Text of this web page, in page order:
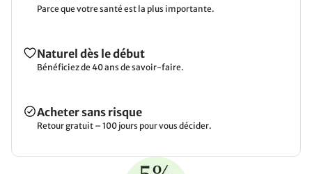
Parce que votre santé est la plus importante.
Naturel dès le début
Bénéficiez de 40 ans de savoir-faire.
Acheter sans risque
Retour gratuit – 100 jours pour vous décider.